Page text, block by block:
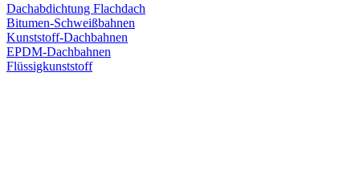
Dachabdichtung Flachdach
Bitumen-Schweißbahnen
Kunststoff-Dachbahnen
EPDM-Dachbahnen
Flüssigkunststoff